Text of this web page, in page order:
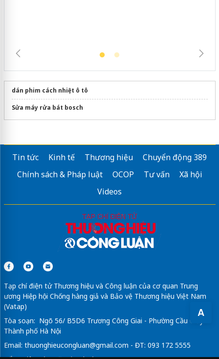
A
dán phim cách nhiệt ô tô
Sửa máy rửa bát bosch
Tin tức Kinh tế Thương hiệu
Chuyển động 389
Chính sách & Pháp luật
OCOP Tư vấn
Xã hội
Videos
Tạp chí điện tử Thương hiệu và Công luận của cơ quan Trung
ương Hiệp hội Chống hàng giả và Bảo vệ Thương hiệu Việt Nam
(Vatap)
Tòa soạn: Ngõ 56/ B5D6 Trương Công Giai - Phường Cầu Giấy -
Thành phố Hà Nội
Email: thuonghieucongluan@gmail.com - ĐT: 093 172 5555